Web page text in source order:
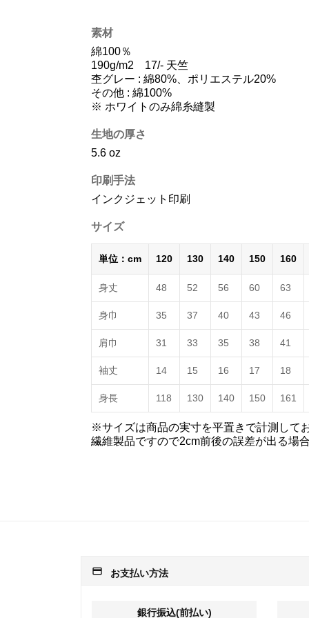
素材
綿100％
190g/m2 17/- 天竺
杢グレー : 綿80%、ポリエステル20%
その他 : 綿100%
※ ホワイトのみ綿糸縫製
生地の厚さ
5.6 oz
印刷手法
インクジェット印刷
サイズ
単位：cm 120 130 140 150 160
身丈 48 52 56 60 63
身巾 35 37 40 43 46
肩巾 31 33 35 38 41
袖丈 14 15 16 17 18
身長 118 130 140 150 161
※サイズは商品の実寸を平置きで計測して
繊維製品ですので2cm前後の誤差が出る場
payment お支払い方法
銀行振込(前払い)